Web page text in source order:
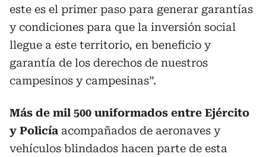
este es el primer paso para generar garantías
y condiciones para que la inversión social
llegue a este territorio, en beneficio y
garantía de los derechos de nuestros
campesinos y campesinas”.
Más de mil 500 uniformados entre Ejército
y Policía acompañados de aeronaves y
vehículos blindados hacen parte de esta